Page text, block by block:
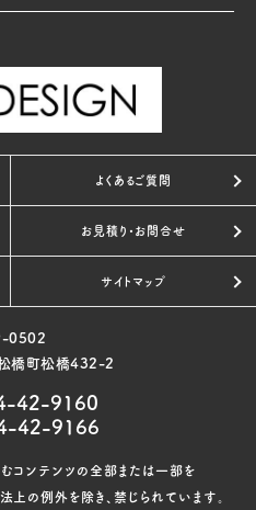
よくあるご質問
お見積り・お問合せ
サイトマップ
0502
橋町松橋432-2
42-9160
42-9166
コンテンツの全部または一部を
上の例外を除き、禁じられています。